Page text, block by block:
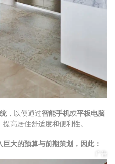
，以便通过智能手机或平板电脑
提高居住舒适度和便利性。
大的预算与前期策划，因此：
广告